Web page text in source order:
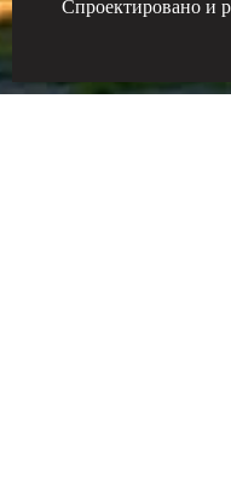
Спроектировано и